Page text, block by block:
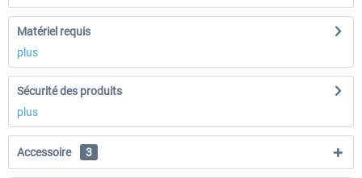
Matériel requis
plus
Sécurité des produits
plus
Accessoire 3